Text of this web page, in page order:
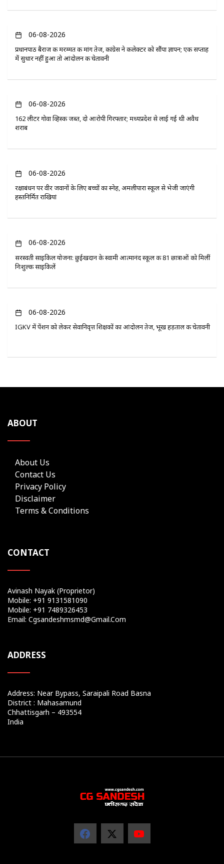
06-08-2026
प्रधानपाठ बैराज की मरम्मत की मांग तेज, कांग्रेस ने कलेक्टर को सौंपा ज्ञापन; एक सप्ताह
में सुधार नहीं हुआ तो आंदोलन की चेतावनी
06-08-2026
162 लीटर गोवा व्हिस्की जब्त, दो आरोपी गिरफ्तार; मध्यप्रदेश से लाई गई थी अवैध
शराब
06-08-2026
रक्षाबंधन पर वीर जवानों के लिए बच्चों का स्नेह, अमलीपारा स्कूल से भेजी जाएंगी
हस्तनिर्मित राखियां
06-08-2026
सरस्वती साइकिल योजना: छुईखदान के स्वामी आत्मानंद स्कूल की 81 छात्राओं को मिलीं
निःशुल्क साइकिलें
06-08-2026
IGKV में पेंशन को लेकर सेवानिवृत्त शिक्षकों का आंदोलन तेज, भूख हड़ताल की चेतावनी
ABOUT
About Us
Contact Us
Privacy Policy
Disclaimer
Terms & Conditions
CONTACT
Avinash Nayak (Proprietor)
Mobile: +91 9131581090
Mobile: +91 7489326453
Email: Cgsandeshmsmd@gmail.com
ADDRESS
Address: Near Bypass, Saraipali Road Basna
District : Mahasamund
Chhattisgarh – 493554
India